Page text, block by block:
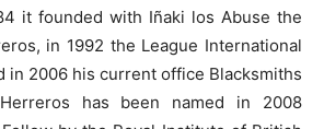
it founded with Iñaki los Abuse the
in 1992 the League International
in 2006 his current office Blacksmiths
has been named in 2008